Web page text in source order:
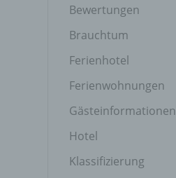
Bewertungen
Brauchtum
Ferienhotel
Ferienwohnungen
Gästeinformationen
Hotel
Klassifizierung